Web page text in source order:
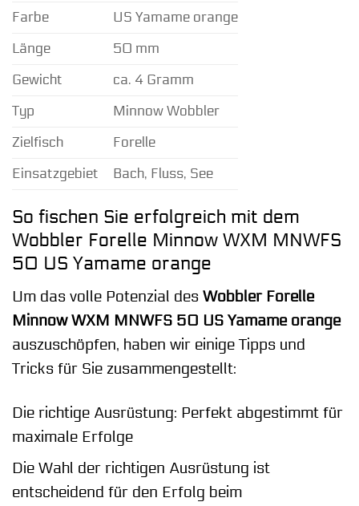
Farbe
US Yamame orange
Länge
50 mm
Gewicht
ca. 4 Gramm
Typ
Minnow Wobbler
Zielfisch
Forelle
Einsatzgebiet
Bach, Fluss, See
So fischen Sie erfolgreich mit dem
Wobbler Forelle Minnow WXM MNWFS
50 US Yamame orange
Um das volle Potenzial des Wobbler Forelle
Minnow WXM MNWFS 50 US Yamame orange
auszuschöpfen, haben wir einige Tipps und
Tricks für Sie zusammengestellt:
Die richtige Ausrüstung: Perfekt abgestimmt für
maximale Erfolge
Die Wahl der richtigen Ausrüstung ist
entscheidend für den Erfolg beim